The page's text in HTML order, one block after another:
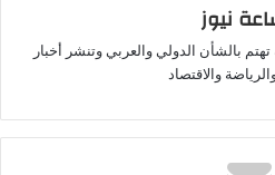
نيوز
بالشأن الدولي والعربي وتنشر أخبار
والاقتصاد